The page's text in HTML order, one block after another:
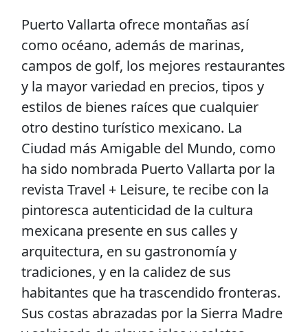
Puerto Vallarta ofrece montañas así
como océano, además de marinas,
campos de golf, los mejores restaurantes
y la mayor variedad en precios, tipos y
estilos de bienes raíces que cualquier
otro destino turístico mexicano. La
Ciudad más Amigable del Mundo, como
ha sido nombrada Puerto Vallarta por la
revista Travel + Leisure, te recibe con la
pintoresca autenticidad de la cultura
mexicana presente en sus calles y
arquitectura, en su gastronomía y
tradiciones, y en la calidez de sus
habitantes que ha trascendido fronteras.
Sus costas abrazadas por la Sierra Madre